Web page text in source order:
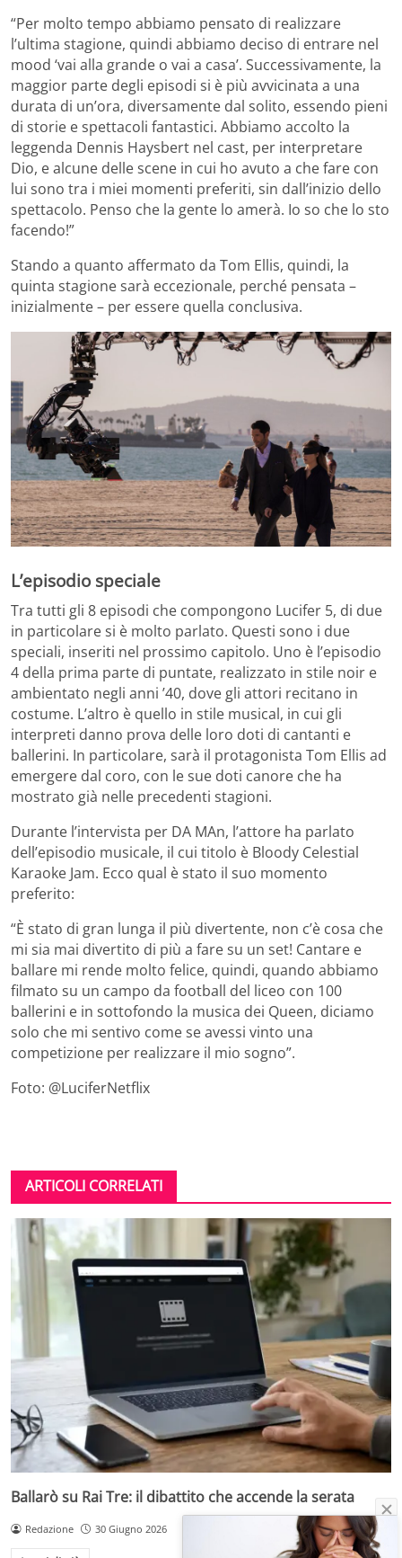
“Per molto tempo abbiamo pensato di realizzare
l’ultima stagione, quindi abbiamo deciso di entrare nel
mood ‘vai alla grande o vai a casa’. Successivamente, la
maggior parte degli episodi si è più avvicinata a una
durata di un’ora, diversamente dal solito, essendo pieni
di storie e spettacoli fantastici. Abbiamo accolto la
leggenda Dennis Haysbert nel cast, per interpretare
Dio, e alcune delle scene in cui ho avuto a che fare con
lui sono tra i miei momenti preferiti, sin dall’inizio dello
spettacolo. Penso che la gente lo amerà. Io so che lo sto
facendo!”
Stando a quanto affermato da Tom Ellis, quindi, la
quinta stagione sarà eccezionale, perché pensata –
inizialmente – per essere quella conclusiva.
L’episodio speciale
Tra tutti gli 8 episodi che compongono Lucifer 5, di due
in particolare si è molto parlato. Questi sono i due
speciali, inseriti nel prossimo capitolo. Uno è l’episodio
4 della prima parte di puntate, realizzato in stile noir e
ambientato negli anni ’40, dove gli attori recitano in
costume. L’altro è quello in stile musical, in cui gli
interpreti danno prova delle loro doti di cantanti e
ballerini. In particolare, sarà il protagonista Tom Ellis ad
emergere dal coro, con le sue doti canore che ha
mostrato già nelle precedenti stagioni.
Durante l’intervista per DA MAn, l’attore ha parlato
dell’episodio musicale, il cui titolo è Bloody Celestial
Karaoke Jam. Ecco qual è stato il suo momento
preferito:
“È stato di gran lunga il più divertente, non c’è cosa che
mi sia mai divertito di più a fare su un set! Cantare e
ballare mi rende molto felice, quindi, quando abbiamo
filmato su un campo da football del liceo con 100
ballerini e in sottofondo la musica dei Queen, diciamo
solo che mi sentivo come se avessi vinto una
competizione per realizzare il mio sogno”.
Foto: @LuciferNetflix
ARTICOLI CORRELATI
Ballarò su Rai Tre: il dibattito che accende la serata
Redazione 30 Giugno 2026